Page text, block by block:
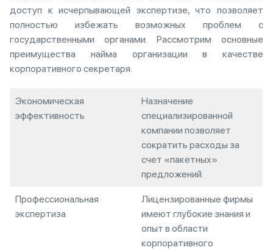
доступ к исчерпывающей экспертизе, что позволяет
полностью избежать возможных проблем с
государственными органами. Рассмотрим основные
преимущества найма организации в качестве
корпоративного секретаря.
Экономическая
эффективность
Назначение
специализированной
компании позволяет
сократить расходы за
счет «пакетных»
предложений.
Профессиональная
экспертиза
Лицензированные фирмы
имеют глубокие знания и
опыт в области
корпоративного